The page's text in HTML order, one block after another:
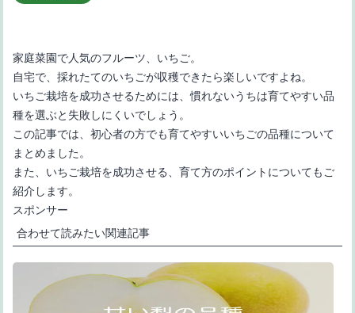
家庭菜園で人気のフルーツ、いちご。
自宅で、採れたてのいちごが収穫できたら楽しいですよね。
いちご栽培を成功させるためには、慣れないうちは育てやすい品
種を選ぶと失敗しにくいでしょう。
この記事では、初心者の方でも育てやすいいちごの品種について
まとめました。
また、いちご栽培を成功させる、育て方のポイントについてもご
紹介します。
スポンサー
合わせて読みたい関連記事